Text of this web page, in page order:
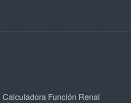
Calculadora Función Renal